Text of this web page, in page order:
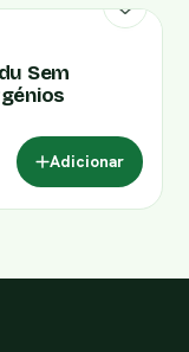
Sem
Adicionar